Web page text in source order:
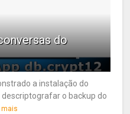
do
a instalação do
o backup do
mais